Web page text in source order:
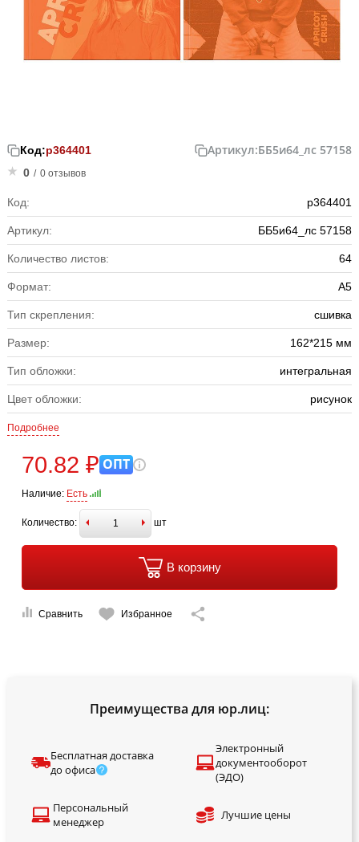
Код:р364401 Артикул:ББ5и64_лс 57158
0 / 0 отзывов
Код: р364401
Артикул: ББ5и64_лс 57158
Количество листов: 64
Формат: А5
Тип скрепления: сшивка
Размер: 162*215 мм
Тип обложки: интегральная
Цвет обложки: рисунок
Подробнее
70.82 ₽ ОПТ
Наличие: Есть
Количество: шт
В корзину
Сравнить Избранное
Преимущества для юр.лиц:
Бесплатная доставка
до офиса
Электронный
документооборот
(ЭДО)
Персональный
менеджер
Лучшие цены